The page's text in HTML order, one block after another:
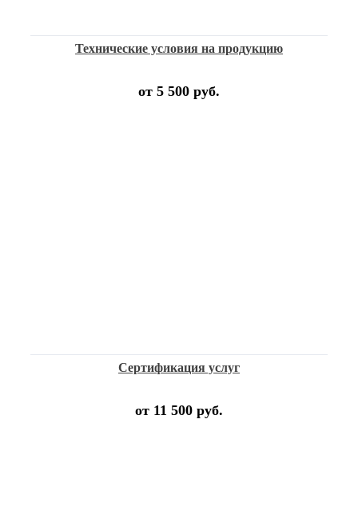
Технические условия на продукцию
от 5 500 руб.
Сертификация услуг
от 11 500 руб.